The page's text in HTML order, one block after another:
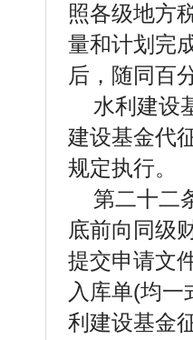
照各级地方
量和计划完
后，随同百
水利建设
建设基金代
规定执行。
第二十二
底前向同级
提交申请文
入库单(均
利建设基金